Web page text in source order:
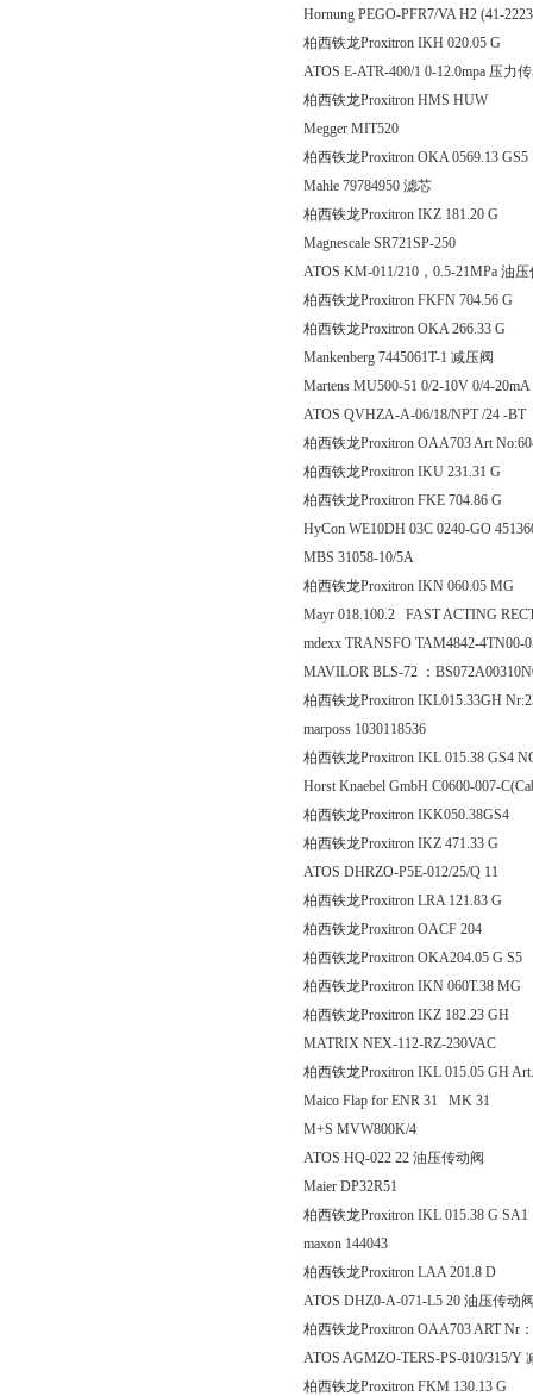
Hornung PEGO-PFR7/VA H2 (41-
柏西铁龙Proxitron IKH
ATOS E-ATR-400/1 0-12.0mpa 压力
柏西铁龙Proxitron
Megger MIT520
柏西铁龙Proxitron OKA
Mahle 79784950 滤芯
柏西铁龙Proxitron IKZ
Magnescale SR721SP-250
ATOS KM-011/210，0.5-21MPa 油
柏西铁龙Proxitron FKFN
柏西铁龙Proxitron OKA
Mankenberg 7445061T-1 减压阀
Martens MU500-51 0/2-10V 0/4-20mA
ATOS QVHZA-A-06/18/NPT /24 -
柏西铁龙Proxitron OAA703 Art
柏西铁龙Proxitron IKU
柏西铁龙Proxitron FKE
HyCon WE10DH 03C 0240-GO
MBS 31058-10/5A
柏西铁龙Proxitron IKN
Mayr 018.100.2 FAST ACTING
mdexx TRANSFO TAM4842-
MAVILOR BLS-72 ：
柏西铁龙Proxitron IKL015.33GH
marposs 1030118536
柏西铁龙Proxitron IKL 015.38 GS4
Horst Knaebel GmbH C0600-007-
柏西铁龙Proxitron IKK050.38GS4
柏西铁龙Proxitron IKZ
ATOS DHRZO-P5E-012/25/Q 11
柏西铁龙Proxitron LRA
柏西铁龙Proxitron
柏西铁龙Proxitron OKA204.05 G S5
柏西铁龙Proxitron IKN
柏西铁龙Proxitron IKZ
MATRIX NEX-112-RZ-230VAC
柏西铁龙Proxitron IKL 015.05 GH
Maico Flap for ENR 31 MK 31
M+S MVW800K/4
ATOS HQ-022 22 油压传动阀
Maier DP32R51
柏西铁龙Proxitron IKL
maxon 144043
柏西铁龙Proxitron LAA
ATOS DHZ0-A-071-L5 20 油压传动
柏西铁龙Proxitron OAA703 ART Nr
ATOS AGMZO-TERS-PS-010/315/Y
柏西铁龙Proxitron FKM